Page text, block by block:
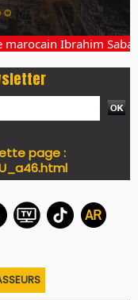
marocain Ibrahim
page :